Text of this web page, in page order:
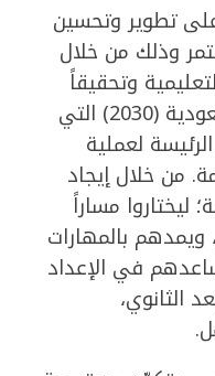
تطوير وتحسين
وذلك من خلال
وتحقيقاً
لرؤية المملكة العربية السعودية (2030) التي
لعملية
من خلال إيجاد
ليختاروا مساراً
بالمهارات
في الإعداد
الثانوي،